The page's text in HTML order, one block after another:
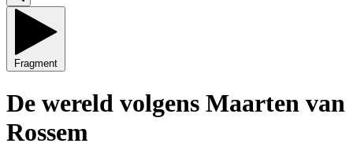
Fragment
De wereld volgens Maarten van
Rossem